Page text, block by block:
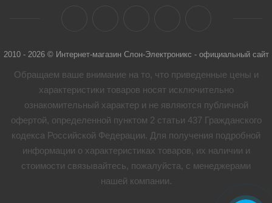
2010 - 2026 © Интернет-магазин Слон-Электроникс - официальный сайт
Обращаем ваше внимание на то, что приведенные цены и
характеристики товaров носят исключительно
ознакомительный характер и не являются публичной
офертой, определенной пунктом 2 статьи 437 Гражданского
кодекса Российской Федерации. Для получения подробной
информации о характеристиках товaров, их наличии и
стоимости связывайтесь, пожалуйста, с менеджерами
нашей компании.